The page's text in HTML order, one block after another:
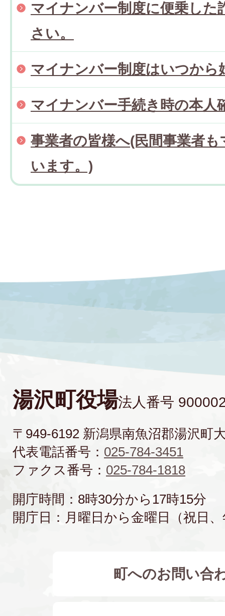
マイナンバー制度に便乗した
さい。
マイナンバー制度はいつから
マイナンバー手続き時の本人
事業者の皆様へ(民間事業者
います。)
湯沢町役場法人番号
〒949-6192 新潟県南魚沼郡湯沢町
代表電話番号： 025-784-3451
ファクス番号： 025-784-1818
開庁時間：8時30分から17時15分
開庁日：月曜日から金曜日（祝日
町へのお問い合